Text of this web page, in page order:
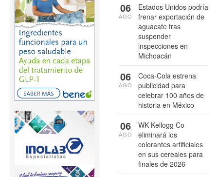
Estados Unidos podría
frenar exportación de
aguacate tras
suspender
inspecciones en
Michoacán
06
AGO
Coca-Cola estrena
publicidad para
celebrar 100 años de
historia en México
06
AGO
WK Kellogg Co
eliminará los
colorantes artificiales
en sus cereales para
finales de 2026
06
AGO